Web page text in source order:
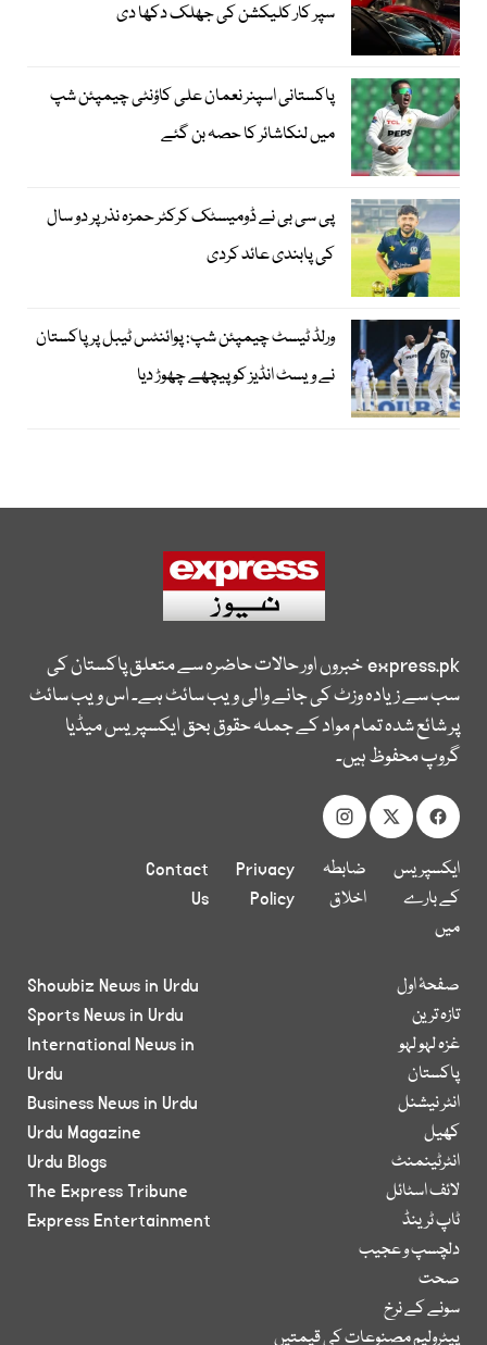
سپر کار کلیکشن کی جھلک دکھا دی
پاکستانی اسپنر نعمان علی کاؤنٹی چیمپئن شپ
میں لنکاشائر کا حصہ بن گئے
پی سی بی نے ڈومیسٹک کرکٹر حمزہ نذر پر دو سال
کی پابندی عائد کردی
ورلڈ ٹیسٹ چیمپئن شپ: پوائنٹس ٹیبل پر پاکستان
نے ویسٹ انڈیز کو پیچھے چھوڑ دیا
express.pkخبروں اور حالات حاضرہ سے متعلق پاکستان کی
سب سے زیادہ وزٹ کی جانے والی ویب سائٹ ہے۔ اس ویب سائٹ
پر شائع شدہ تمام مواد کے جملہ حقوق بحق ایکسپریس میڈیا
گروپ محفوظ ہیں۔
ایکسپریس
کے بارے
میں
ضابطہ
اخلاق
Privacy
Policy
Contact
Us
صفحۂ اول
تازہ ترین
غزہ لہو لہو
پاکستان
انٹر نیشنل
کھیل
انٹرٹینمنٹ
لائف اسٹائل
ٹاپ ٹرینڈ
دلچسپ و عجیب
صحت
سونے کے نرخ
پیٹرولیم مصنوعات کی قیمتیں
Showbiz News in Urdu
Sports News in Urdu
International News in
Urdu
Business News in Urdu
Urdu Magazine
Urdu Blogs
The Express Tribune
Express Entertainment